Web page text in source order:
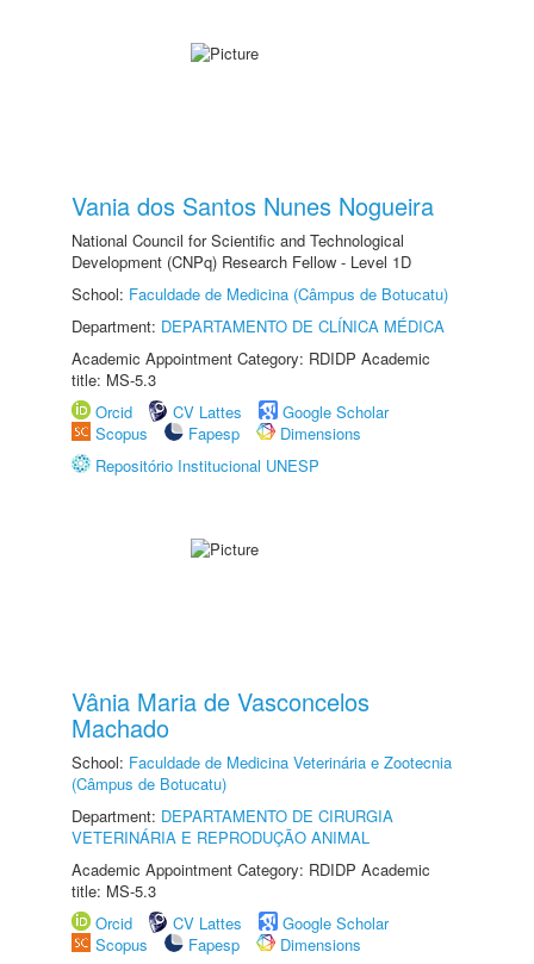
Vania dos Santos Nunes Nogueira
National Council for Scientific and Technological
Development (CNPq) Research Fellow - Level 1D
School: Faculdade de Medicina (Câmpus de Botucatu)
Department: DEPARTAMENTO DE CLÍNICA MÉDICA
Academic Appointment Category: RDIDP Academic
title: MS-5.3
Orcid
CV Lattes
Google Scholar
Scopus
Fapesp
Dimensions
Repositório Institucional UNESP
Vânia Maria de Vasconcelos
Machado
School: Faculdade de Medicina Veterinária e Zootecnia
(Câmpus de Botucatu)
Department: DEPARTAMENTO DE CIRURGIA
VETERINÁRIA E REPRODUÇÃO ANIMAL
Academic Appointment Category: RDIDP Academic
title: MS-5.3
Orcid
CV Lattes
Google Scholar
Scopus
Fapesp
Dimensions